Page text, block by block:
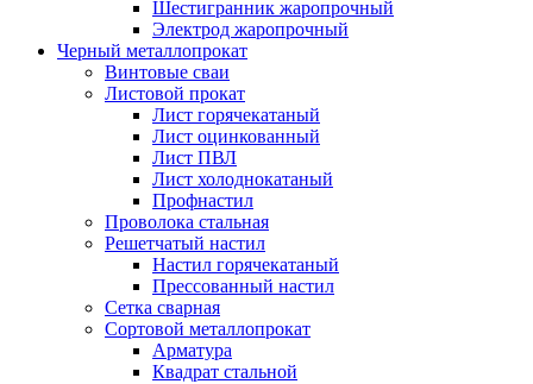
Шестигранник жаропрочный
Электрод жаропрочный
Черный металлопрокат
Винтовые сваи
Листовой прокат
Лист горячекатаный
Лист оцинкованный
Лист ПВЛ
Лист холоднокатаный
Профнастил
Проволока стальная
Решетчатый настил
Настил горячекатаный
Прессованный настил
Сетка сварная
Сортовой металлопрокат
Арматура
Квадрат стальной